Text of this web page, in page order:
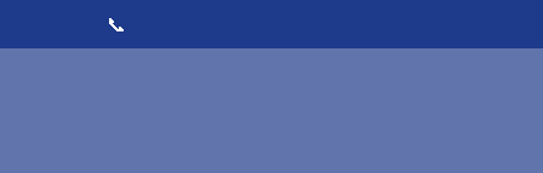
📞